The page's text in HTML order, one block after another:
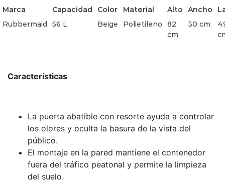
Marca Capacidad Color Material Alto Ancho
Rubbermaid
56 L Beige Polietileno
82
cm
30 cm
Características
La puerta abatible con resorte ayuda a controlar
los olores y oculta la basura de la vista del
público.
El montaje en la pared mantiene el contenedor
fuera del tráfico peatonal y permite la limpieza
del suelo.